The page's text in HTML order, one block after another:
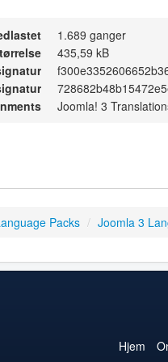
1.689 ganger
435,59 kB
Joomla! 3
Packs / Joomla 3
Hjem